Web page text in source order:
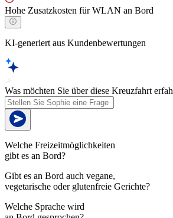
Hohe Zusatzkosten für WLAN an Bord
KI-generiert aus Kundenbewertungen
Was möchten Sie über diese Kreuzfahrt
Welche Freizeitmöglichkeiten
gibt es an Bord?
Gibt es an Bord auch vegane,
vegetarische oder glutenfreie Gerichte?
Welche Sprache wird